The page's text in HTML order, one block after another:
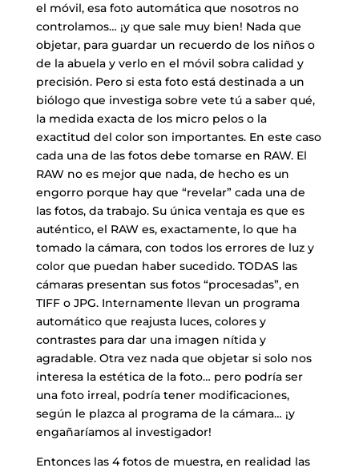
el móvil, esa foto automática que nosotros no
controlamos… ¡y que sale muy bien! Nada que
objetar, para guardar un recuerdo de los niños o
de la abuela y verlo en el móvil sobra calidad y
precisión. Pero si esta foto está destinada a un
biólogo que investiga sobre vete tú a saber qué,
la medida exacta de los micro pelos o la
exactitud del color son importantes. En este caso
cada una de las fotos debe tomarse en RAW. El
RAW no es mejor que nada, de hecho es un
engorro porque hay que “revelar” cada una de
las fotos, da trabajo. Su única ventaja es que es
auténtico, el RAW es, exactamente, lo que ha
tomado la cámara, con todos los errores de luz y
color que puedan haber sucedido. TODAS las
cámaras presentan sus fotos “procesadas”, en
TIFF o JPG. Internamente llevan un programa
automático que reajusta luces, colores y
contrastes para dar una imagen nítida y
agradable. Otra vez nada que objetar si solo nos
interesa la estética de la foto… pero podría ser
una foto irreal, podría tener modificaciones,
según le plazca al programa de la cámara… ¡y
engañaríamos al investigador!
Entonces las 4 fotos de muestra, en realidad las